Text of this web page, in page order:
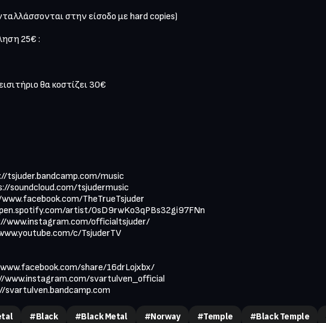
στην είσοδο με hard copies)
tsjuder.bandcamp.com/music
soundcloud.com/tsjudermusic
TheTrueTsjuder
artist/0sD9rwKo3qPBs32gi97FNn
www.instagram.com/officialtsjuder/
c/TsjuderTV
share/16drLojxbx/
svartulven_official
svartulven.bandcamp.com
#black #black Metal #norway #temple #black Temple